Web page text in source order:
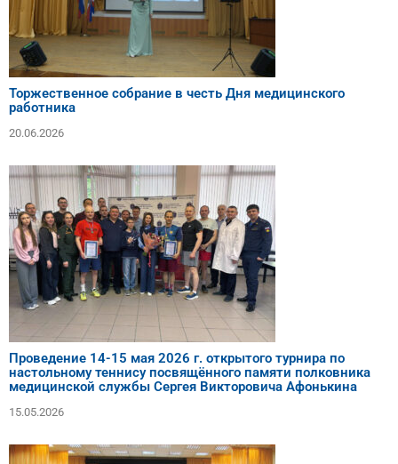
Торжественное собрание в честь Дня медицинского
работника
20.06.2026
Проведение 14-15 мая 2026 г. открытого турнира по
настольному теннису посвящённого памяти полковника
медицинской службы Сергея Викторовича Афонькина
15.05.2026